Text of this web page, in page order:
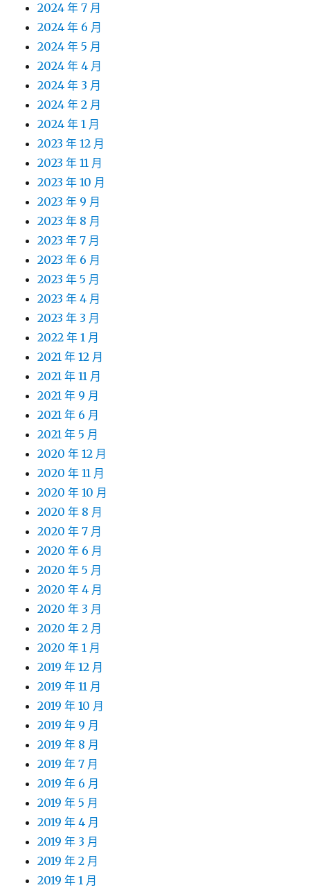
2024 年 7 月
2024 年 6 月
2024 年 5 月
2024 年 4 月
2024 年 3 月
2024 年 2 月
2024 年 1 月
2023 年 12 月
2023 年 11 月
2023 年 10 月
2023 年 9 月
2023 年 8 月
2023 年 7 月
2023 年 6 月
2023 年 5 月
2023 年 4 月
2023 年 3 月
2022 年 1 月
2021 年 12 月
2021 年 11 月
2021 年 9 月
2021 年 6 月
2021 年 5 月
2020 年 12 月
2020 年 11 月
2020 年 10 月
2020 年 8 月
2020 年 7 月
2020 年 6 月
2020 年 5 月
2020 年 4 月
2020 年 3 月
2020 年 2 月
2020 年 1 月
2019 年 12 月
2019 年 11 月
2019 年 10 月
2019 年 9 月
2019 年 8 月
2019 年 7 月
2019 年 6 月
2019 年 5 月
2019 年 4 月
2019 年 3 月
2019 年 2 月
2019 年 1 月